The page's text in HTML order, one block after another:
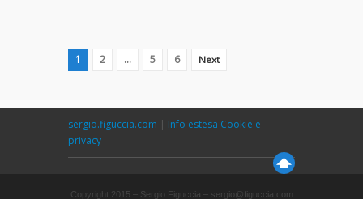
1 2 … 5 6 Next
sergio.figuccia.com | Info estesa Cookie e
privacy
Copyright 2015 – Sergio Figuccia – sergio@figuccia.com